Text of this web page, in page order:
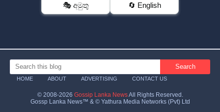
🎭 අමුතු 🔄 English
HOME ABOUT ADVERTISING CONTACT US
© 2008-2026 Gossip Lanka NewsAll Rights Reserved.
Gossp Lanka News™ & © Yathura Media Networks (Pvt) Ltd